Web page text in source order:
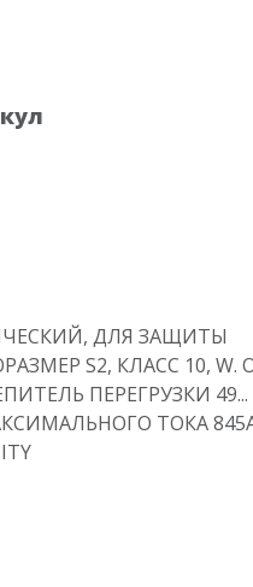
ДЛЯ ЗАЩИТЫ
S2, КЛАСС 10, W.
ПЕРЕГРУЗКИ 49...
ТОКА